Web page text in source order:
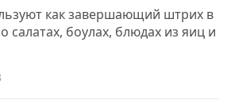
как завершающий штрих в
салатах, боулах, блюдах из яиц и